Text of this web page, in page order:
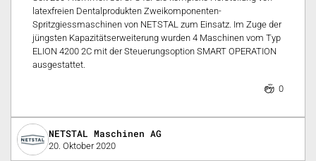
latexfreien Dentalprodukten Zweikomponenten-
Spritzgiessmaschinen von NETSTAL zum Einsatz. Im Zuge der
jüngsten Kapazitätserweiterung wurden 4 Maschinen vom Typ
ELION 4200 2C mit der Steuerungsoption SMART OPERATION
ausgestattet.
0
NETSTAL Maschinen AG
20. Oktober 2020